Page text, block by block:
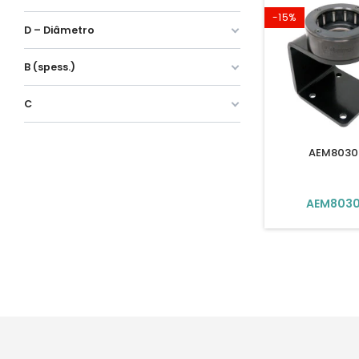
-15%
AEM8030
D – Diâmetro
B (spess.)
C